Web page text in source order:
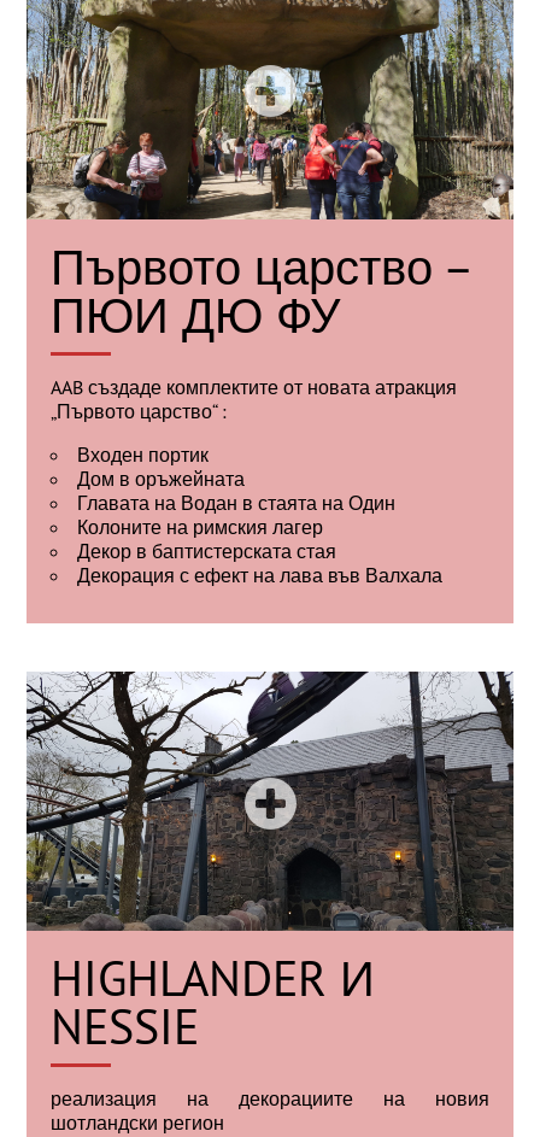
Първото царство –
ПЮИ ДЮ ФУ
AAB създаде комплектите от новата атракция
„Първото царство“ :
Входен портик
Дом в оръжейната
Главата на Водан в стаята на Один
Колоните на римския лагер
Декор в баптистерската стая
Декорация с ефект на лава във Валхала
HIGHLANDER И
NESSIE
реализация на декорациите на новия
шотландски регион